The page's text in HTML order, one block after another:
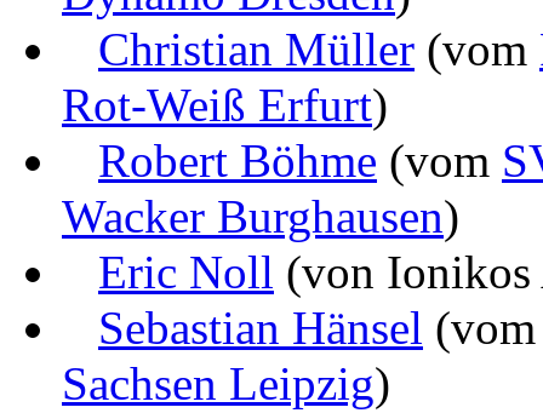
Christian Müller (vom
Rot-Weiß Erfurt)
Robert Böhme (vom
Wacker Burghausen)
Eric Noll (von Ionikos
Sebastian Hänsel
Sachsen Leipzig)